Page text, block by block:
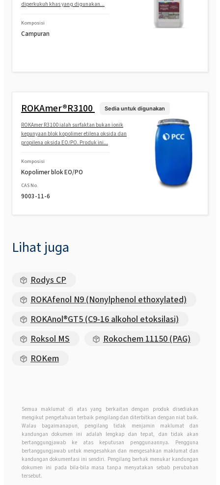
diperkukuh khas yang digunakan...
Komposisi
Campuran
ROKAmer®R3100 Sedia untuk digunakan
ROKAmer R3100 ialah surfaktan bukan ionik
kepunyaan blok kopolimer etilena oksida dan
propilena oksida EO/PO. Produk ini...
Komposisi
Kopolimer blok EO/PO
CAS No.
9003-11-6
Lihat juga
Rodys CP
ROKAfenol N9 (Nonylphenol ethoxylated)
ROKAnol®GT5 (C9-16 alkohol etoksilasi)
Roksol MS
Rokochem 11150 (PAG)
ROKem
Semua maklumat di atas yang berkaitan dengan produk disediakan
mengikut pengetahuan terbaik pengilang dan diterbitkan dengan niat baik.
Walau bagaimanapun, pengilang tidak menjamin maklumat dan
kandungan dokumen ini adalah lengkap dan tepat, dan tidak akan
bertanggungjawab ke atas keputusan penggunaannya. Pengguna
bertanggungjawab untuk mengesahkan dan mengesahkan maklumat dan
kandungan dokumentasi ini sendiri. Pengilang berhak menukar kandungan
dokumen ini pada bila-bila masa tanpa menyatakan sebab perubahan
tersebut.